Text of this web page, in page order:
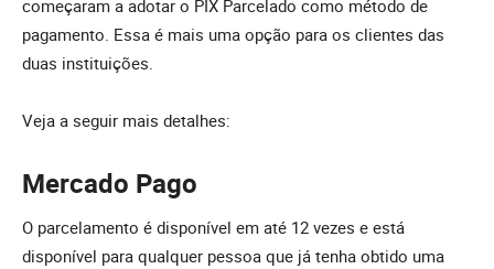
começaram a adotar o PIX Parcelado como método de
pagamento. Essa é mais uma opção para os clientes das
duas instituições.
Veja a seguir mais detalhes:
Mercado Pago
O parcelamento é disponível em até 12 vezes e está
disponível para qualquer pessoa que já tenha obtido uma